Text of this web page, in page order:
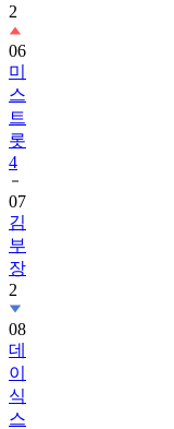
2
06
미
스
트
롯
4
07
김
부
장
2
08
데
이
식
스